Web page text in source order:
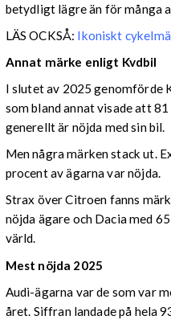
betydligt lägre än för många
LÄS OCKSÅ: Ikoniskt
Annat märke enligt Kvdbil
I slutet av 2025 genomförde
som bland annat visade att
generellt är nöjda med sin bil.
Men några märken stack ut.
procent av ägarna var nöjda.
Strax över Citroen fanns
nöjda ägare och Dacia med
värld.
Mest nöjda 2025
Audi-ägarna var de som var
året. Siffran landade på hela